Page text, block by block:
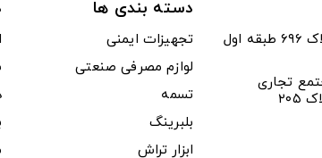
شعبه مرکز: ستارخان پلاک ۶۹۶ طبقه اول
تجاری
دسته بندی ها
تجهیزات ایمنی
لوازم مصرفی صنعتی
تسمه
بلبرینگ
ابزار تراش